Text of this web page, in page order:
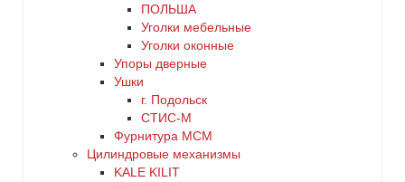
ПОЛЬША
Уголки мебельные
Уголки оконные
Упоры дверные
Ушки
г. Подольск
СТИС-М
Фурнитура МСМ
Цилиндровые механизмы
KALE KILIT